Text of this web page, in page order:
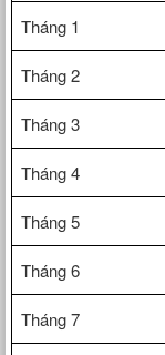
Tháng 1
Tháng 2
Tháng 3
Tháng 4
Tháng 5
Tháng 6
Tháng 7